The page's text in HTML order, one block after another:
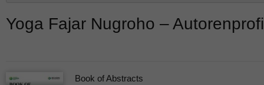
Yoga Fajar Nugroho –
Book of Abstracts